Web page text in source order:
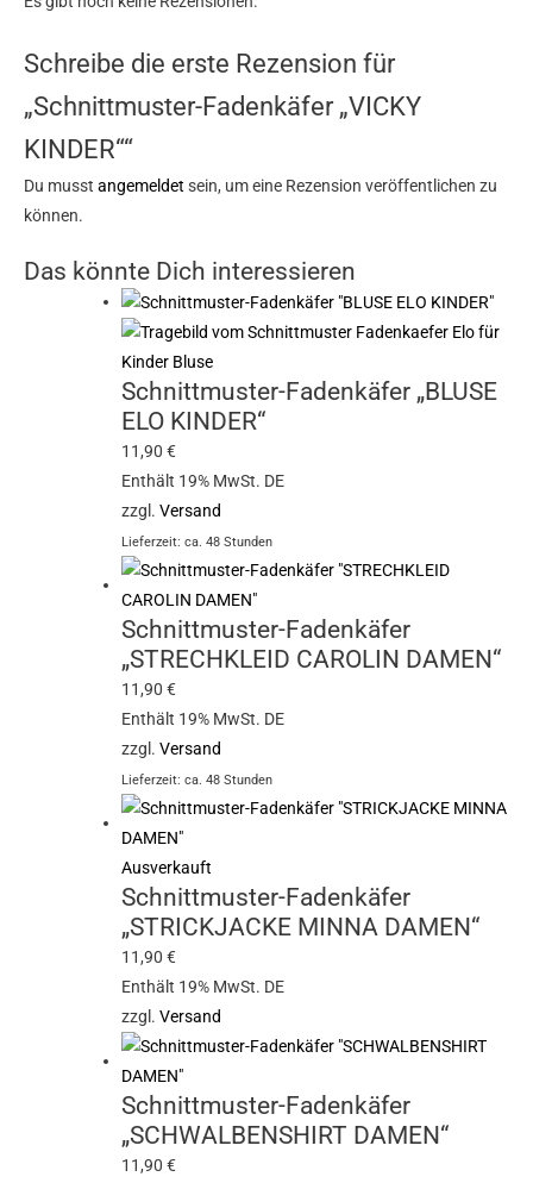
Schreibe die erste Rezension für
„Schnittmuster-Fadenkäfer „VICKY
KINDER““
Du musst angemeldet sein, um eine Rezension veröffentlichen zu
können.
Das könnte Dich interessieren
Schnittmuster-Fadenkäfer „BLUSE
ELO KINDER“
11,90€
Enthält 19% MwSt. DE
zzgl.Versand
Lieferzeit: ca. 48 Stunden
Schnittmuster-Fadenkäfer
„STRECHKLEID CAROLIN DAMEN“
11,90€
Enthält 19% MwSt. DE
zzgl.Versand
Lieferzeit: ca. 48 Stunden
Ausverkauft
Schnittmuster-Fadenkäfer
„STRICKJACKE MINNA DAMEN“
11,90€
Enthält 19% MwSt. DE
zzgl.Versand
Schnittmuster-Fadenkäfer
„SCHWALBENSHIRT DAMEN“
11,90€